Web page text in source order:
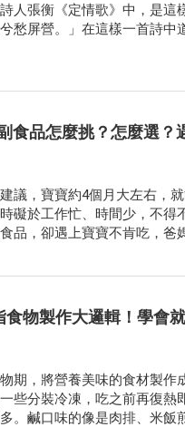
人張衡《定情歌》中，是
愁屏營。」在這樣一首詩中
食品怎麼挑？怎麼選？
議，寶寶約4個月大左右，
礙於工作忙、時間少，不
品，卻遇上寶寶不肯吃，爸
食物製作大邏輯！學會
期，將營養美味的食材製
些分裝冷凍，吃之前再復
。鹹口味的像是肉排、米飯